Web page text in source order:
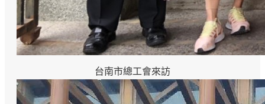
台南市總工會來訪